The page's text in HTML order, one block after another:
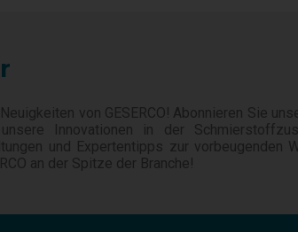
von GESERCO! Abonnieren Sie
Innovationen in der
und Expertentipps zur vorbeugenden
an der Spitze der Branche!